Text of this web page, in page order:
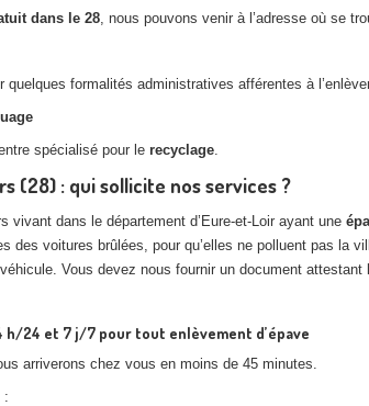
dans le 28, nous pouvons venir à l’adresse où se
formalités administratives afférentes à
spécialisé pour le recyclage.
(28) : qui sollicite nos services ?
vivant dans le département d’Eure-et-Loir ayant une
des voitures brûlées, pour qu’elles ne polluent pas
Vous devez nous fournir un document attestant
h/24 et 7 j/7 pour tout enlèvement d’épave
arriverons chez vous en moins de 45 minutes.
: